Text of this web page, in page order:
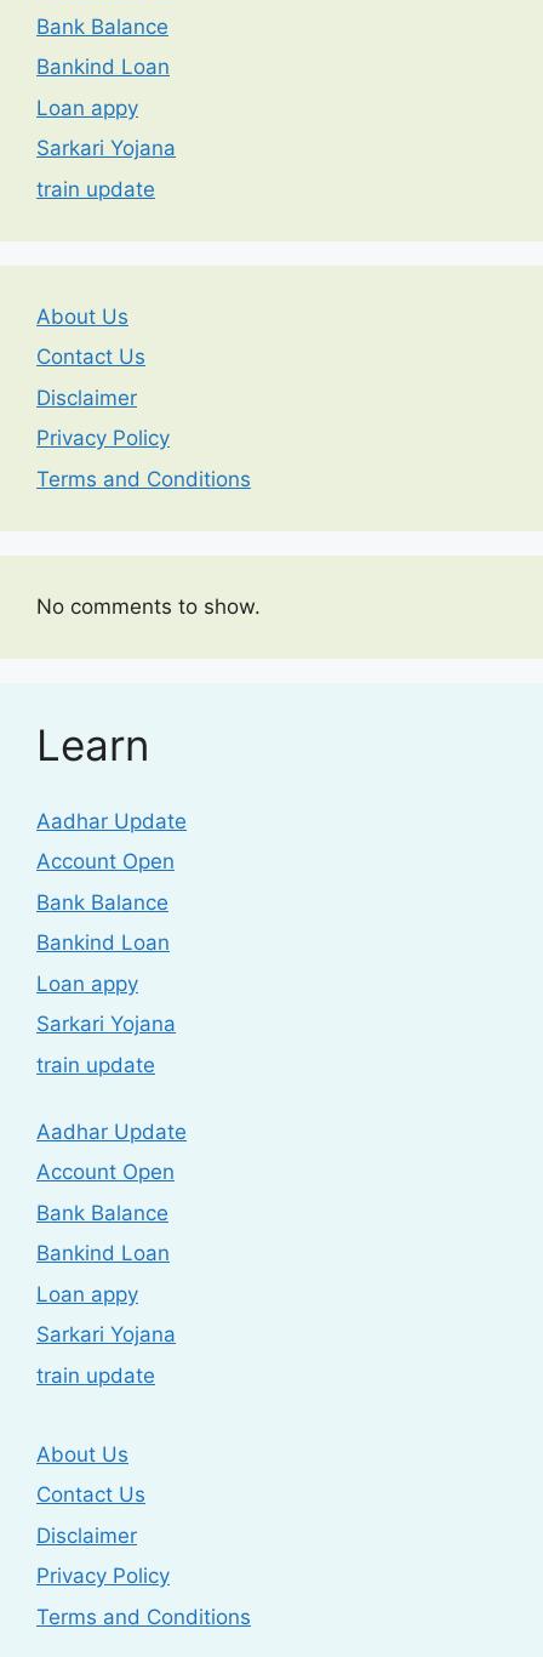
Bank Balance
Bankind Loan
Loan appy
Sarkari Yojana
train update
About Us
Contact Us
Disclaimer
Privacy Policy
Terms and Conditions
No comments to show.
Learn
Aadhar Update
Account Open
Bank Balance
Bankind Loan
Loan appy
Sarkari Yojana
train update
Aadhar Update
Account Open
Bank Balance
Bankind Loan
Loan appy
Sarkari Yojana
train update
About Us
Contact Us
Disclaimer
Privacy Policy
Terms and Conditions